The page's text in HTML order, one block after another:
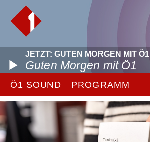
JETZT: GUTEN MORGEN MIT Ö1
Guten Morgen mit Ö1
Ö1 SOUND PROGRAMM